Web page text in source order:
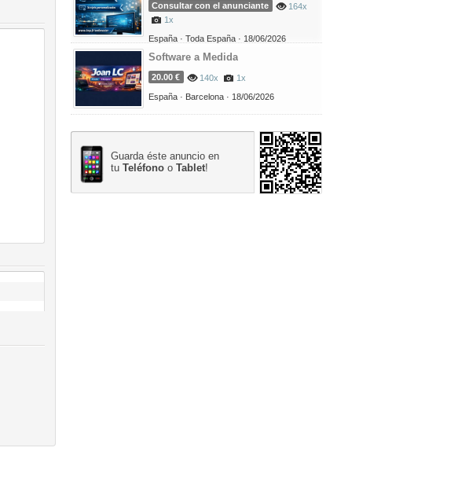
Consultar con el anunciante
164x
1x
España ·Toda España · 18/06/2026
Software a Medida
20.00 € 140x
1x
España · Barcelona · 18/06/2026
Guarda éste anuncio en
tu Teléfonoo Tablet!